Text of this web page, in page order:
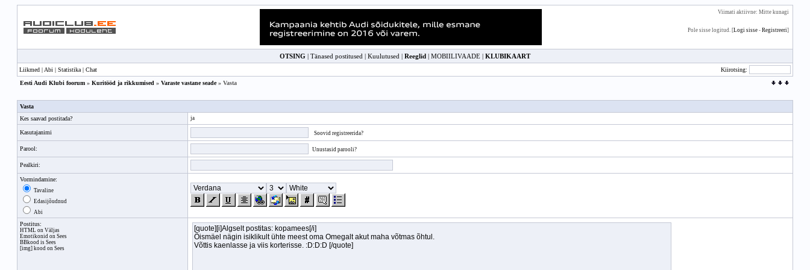
Viimati aktiivne: Mitte kunagi
Pole sisse logitud. [Logi sisse - Registreeri]
OTSING | Tänased postitused | Kuulutused | Reeglid | MOBIILIVAADE | KLUBIKAART
Liikmed | Abi | Statistika | Chat
Kiirotsing:
Eesti Audi Klubi foorum » Kuritööd ja rikkumised » Varaste vastane seade» Vasta
Vasta
Kes saavad postitada?
ja
Kasutajanimi Soovid registreerida?
Parool: Unustasid parooli?
Pealkiri:
Vormindamine:
Tavaline
Edasijõudnud
Abi
Postitus:
HTML on Väljas
Emotikonid on Sees
BBkood is Sees
[img] kood on Sees